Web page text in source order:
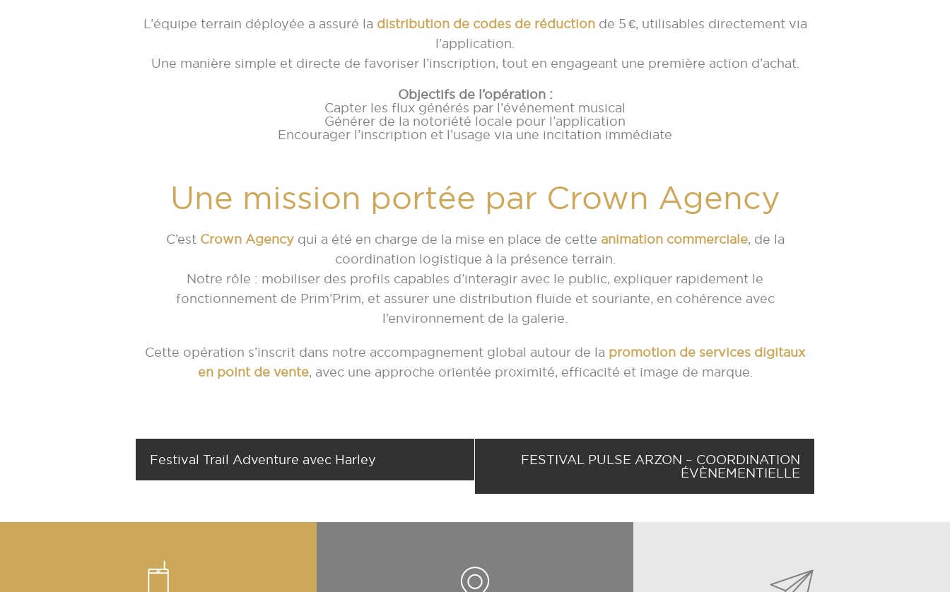
L’équipe terrain déployée a assuré la distribution de codes de réductionde 5 €, utilisables directement via
l’application.
Une manière simple et directe de favoriser l’inscription, tout en engageant une première action d’achat.
Objectifs de l’opération :
Capter les flux générés par l’événement musical
Générer de la notoriété locale pour l’application
Encourager l’inscription et l’usage via une incitation immédiate
Une mission portée par Crown Agency
C’est Crown Agencyqui a été en charge de la mise en place de cette animation commerciale, de la
coordination logistique à la présence terrain.
Notre rôle : mobiliser des profils capables d’interagir avec le public, expliquer rapidement le
fonctionnement de Prim’Prim, et assurer une distribution fluide et souriante, en cohérence avec
l’environnement de la galerie.
Cette opération s’inscrit dans notre accompagnement global autour de la promotion de services digitaux
en point de vente, avec une approche orientée proximité, efficacité et image de marque.
Festival Trail Adventure avec Harley
FESTIVAL PULSE ARZON – COORDINATION
ÉVÈNEMENTIELLE